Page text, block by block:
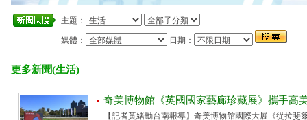
主題：
媒體： 日期：
更多新聞(生活)
奇美博物館《英國國家藝廊珍藏展》攜手高
【記者黃緒勳台南報導】奇美博物館國際大展《從拉斐